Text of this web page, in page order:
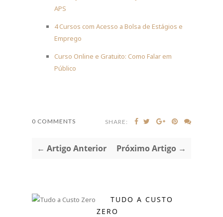
APS
4 Cursos com Acesso a Bolsa de Estágios e
Emprego
Curso Online e Gratuito: Como Falar em
Público
0 COMMENTS SHARE:
← Artigo Anterior Próximo Artigo →
TUDO A CUSTO
ZERO